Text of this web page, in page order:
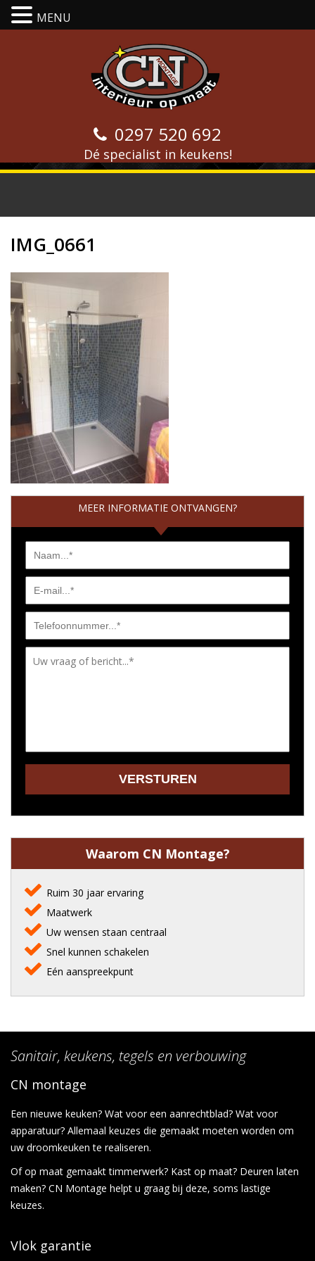
0297 520 692
Dé specialist in keukens!
IMG_0661
MEER INFORMATIE ONTVANGEN?
Waarom CN Montage?
Ruim 30 jaar ervaring
Maatwerk
Uw wensen staan centraal
Snel kunnen schakelen
Eén aanspreekpunt
Sanitair, keukens, tegels en verbouwing
CN montage
Een nieuwe keuken? Wat voor een aanrechtblad? Wat voor
apparatuur? Allemaal keuzes die gemaakt moeten worden om
uw droomkeuken te realiseren.
Of op maat gemaakt timmerwerk? Kast op maat? Deuren laten
maken? CN Montage helpt u graag bij deze, soms lastige
keuzes.
Vlok garantie
MENU